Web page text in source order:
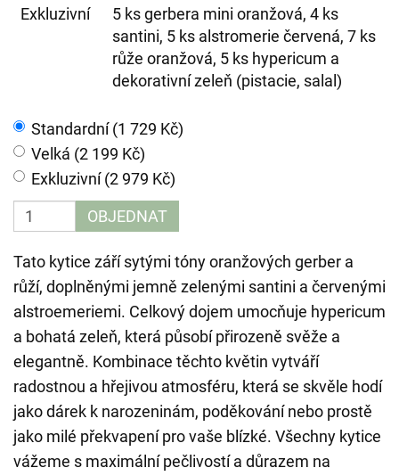
Exkluzivní
5 ks gerbera mini oranžová, 4 ks
santini, 5 ks alstromerie červená, 7 ks
růže oranžová, 5 ks hypericum a
dekorativní zeleň (pistacie, salal)
Standardní (1 729 Kč)
Velká (2 199 Kč)
Exkluzivní (2 979 Kč)
OBJEDNAT
Tato kytice září sytými tóny oranžových gerber a
růží, doplněnými jemně zelenými santini a červenými
alstroemeriemi. Celkový dojem umocňuje hypericum
a bohatá zeleň, která působí přirozeně svěže a
elegantně. Kombinace těchto květin vytváří
radostnou a hřejivou atmosféru, která se skvěle hodí
jako dárek k narozeninám, poděkování nebo prostě
jako milé překvapení pro vaše blízké. Všechny kytice
vážeme s maximální pečlivostí a důrazem na